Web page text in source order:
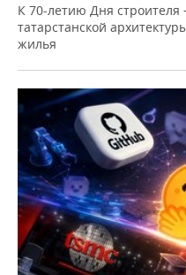
К 70-летию Дня
татарстанской
жилья